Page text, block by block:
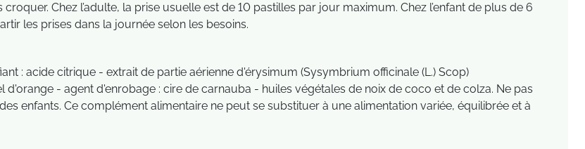
Chez l’adulte, la prise usuelle est de 10 pastilles par jour maximum. Chez l’enfant de plus de 6
les prises dans la journée selon les besoins.
: acide citrique - extrait de partie aérienne d'érysimum (Sysymbrium officinale (L.) Scop)
- agent d'enrobage : cire de carnauba - huiles végétales de noix de coco et de colza. Ne pas
enfants. Ce complément alimentaire ne peut se substituer à une alimentation variée, équilibrée et à